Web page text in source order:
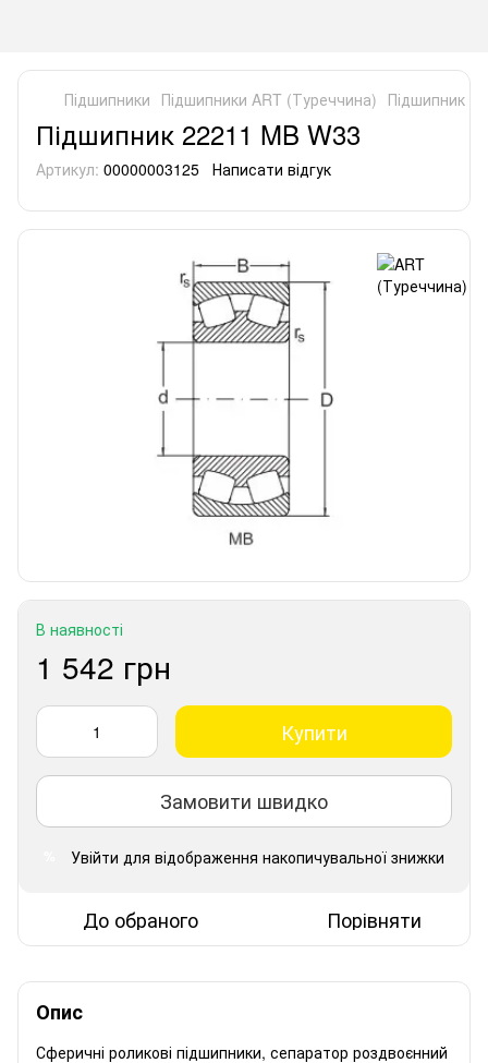
Підшипники Підшипники ART (Туреччина) Підшипник
Підшипник 22211 MB W33
Артикул: 00000003125 Написати відгук
В наявності
1 542 грн
Купити
Замовити швидко
Увійти для відображення накопичувальної знижки
До обраного Порівняти
Опис
Сферичні роликові підшипники, сепаратор роздвоєнний